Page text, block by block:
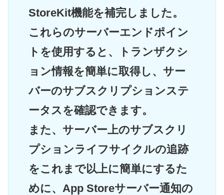
StoreKit機能を補完しました。
これらのサーバーエンドポイン
トを使用すると、トランザクシ
ョン情報を簡単に取得し、サー
バーのサブスクリプションステ
ータスを確認できます。
また、サーバー上のサブスクリ
プションライフサイクルの追跡
をこれまで以上に簡単にするた
めに、App Storeサーバー通知の